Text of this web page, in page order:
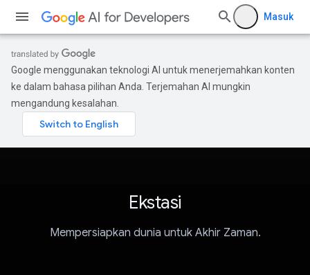
Masuk
Google menggunakan teknologi AI untuk menerjemahkan konten
ke dalam bahasa pilihan Anda. Terjemahan AI mungkin
mengandung kesalahan.
Ekstasi
Mempersiapkan dunia untuk Akhir Zaman.